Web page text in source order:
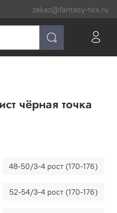
zakaz@fantasy-tex.ru
чёрная точка
48-50/3-4 рост (170-176)
52-54/3-4 рост (170-176)